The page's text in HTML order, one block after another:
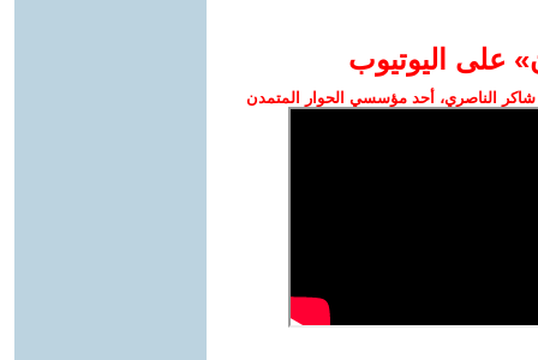
على اليوتيوب
الناصري، أحد مؤسسي الحوار المتمدن